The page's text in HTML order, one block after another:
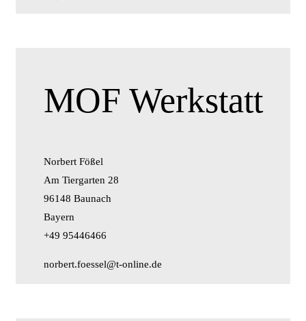
MOF Werkstatt
Norbert Fößel
Am Tiergarten 28
96148 Baunach
Bayern
+49 95446466
norbert.foessel@t-online.de